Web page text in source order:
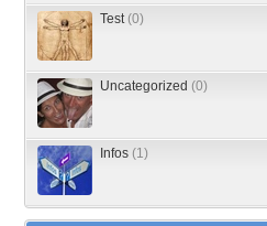
Test (0)
Uncategorized (0)
Infos (1)